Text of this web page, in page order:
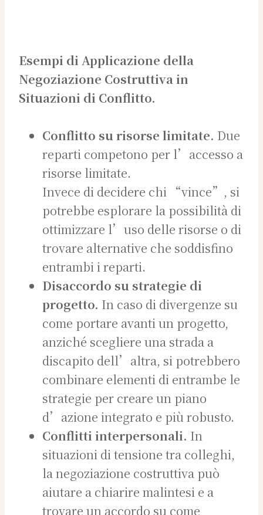
Esempi di Applicazione della
Negoziazione Costruttiva in
Situazioni di Conflitto.
Conflitto su risorse limitate. Due
reparti competono per l’accesso a
risorse limitate.
Invece di decidere chi “vince”, si
potrebbe esplorare la possibilità di
ottimizzare l’uso delle risorse o di
trovare alternative che soddisfino
entrambi i reparti.
Disaccordo su strategie di
progetto. In caso di divergenze su
come portare avanti un progetto,
anziché scegliere una strada a
discapito dell’altra, si potrebbero
combinare elementi di entrambe le
strategie per creare un piano
d’azione integrato e più robusto.
Conflitti interpersonali. In
situazioni di tensione tra colleghi,
la negoziazione costruttiva può
aiutare a chiarire malintesi e a
trovare un accordo su come